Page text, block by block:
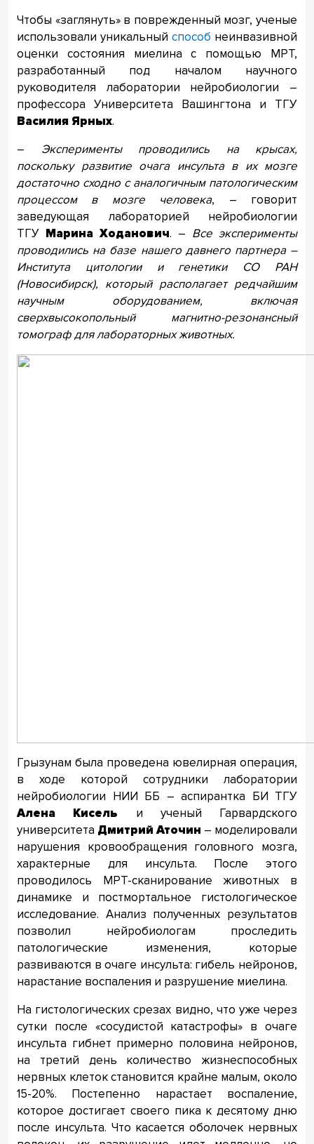
Чтобы «заглянуть» в поврежденный мозг, ученые
использовали уникальный способ неинвазивной
оценки состояния миелина с помощью МРТ,
разработанный под началом научного
руководителя лаборатории нейробиологии –
профессора Университета Вашингтона и ТГУ
Василия Ярных.
– Эксперименты проводились на крысах,
поскольку развитие очага инсульта в их мозгe
достаточно сходно с аналогичным патологическим
процессом в мозге человека, – говорит
заведующая лабораторией нейробиологии
ТГУ Марина Ходанович. – Все эксперименты
проводились на базе нашего давнего партнера –
Института цитологии и генетики СО РАН
(Новосибирск), который располагает редчайшим
научным оборудованием, включая
сверхвысокопольный магнитно-резонансный
томограф для лабораторных животных.
Грызунам была проведена ювелирная операция,
в ходе которой сотрудники лаборатории
нейробиологии НИИ ББ – аспирантка БИ ТГУ
Алена Кисель и ученый Гарвардского
университета Дмитрий Аточин – моделировали
нарушения кровообращения головного мозга,
характерные для инсульта. После этого
проводилось МРТ-сканирование животных в
динамике и постмортальное гистологическое
исследование. Анализ полученных результатов
позволил нейробиологам проследить
патологические изменения, которые
развиваются в очаге инсульта: гибель нейронов,
нарастание воспаления и разрушение миелина.
На гистологических срезах видно, что уже через
сутки после «сосудистой катастрофы» в очаге
инсульта гибнет примерно половина нейронов,
на третий день количество жизнеспособных
нервных клеток становится крайне малым, около
15-20%. Постепенно нарастает воспаление,
которое достигает своего пика к десятому дню
после инсульта. Что касается оболочек нервных